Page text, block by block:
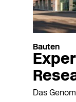
Bauten
Das